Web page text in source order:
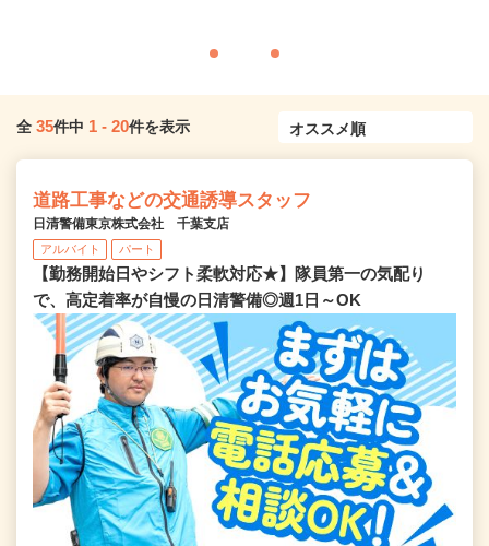
全 35件中 1 - 20件を表示
道路工事などの交通誘導スタッフ
日清警備東京株式会社 千葉支店
アルバイト パート
【勤務開始日やシフト柔軟対応★】隊員第一の気配り
で、高定着率が自慢の日清警備◎週1日～OK